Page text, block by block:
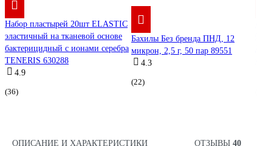
Набор пластырей 20шт ELASTIC
эластичный на тканевой основе
бактерицидный с ионами серебра
TENERIS 630288
4.9
(36)
Бахилы Без бренда ПНД, 12
микрон, 2,5 г, 50 пар 89551
4.3
(22)
ОПИСАНИЕ И ХАРАКТЕРИСТИКИ ОТЗЫВЫ40